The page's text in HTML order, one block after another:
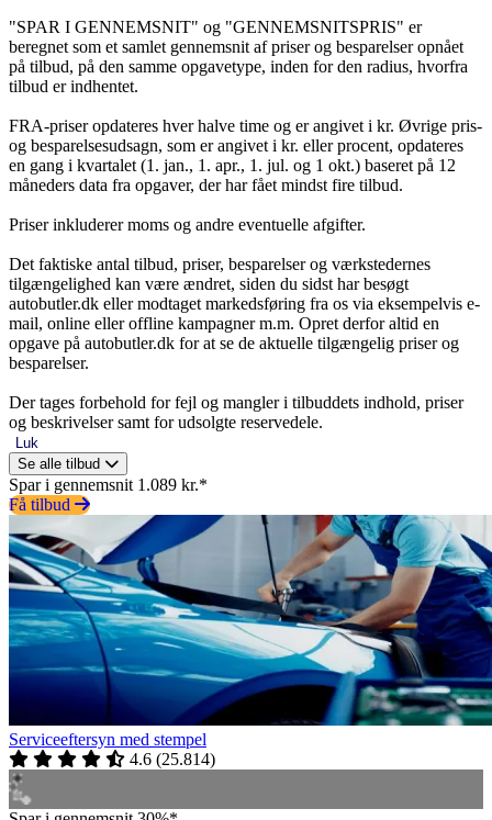
"SPAR I GENNEMSNIT" og "GENNEMSNITSPRIS" er
beregnet som et samlet gennemsnit af priser og besparelser opnået
på tilbud, på den samme opgavetype, inden for den radius, hvorfra
tilbud er indhentet.
FRA-priser opdateres hver halve time og er angivet i kr. Øvrige pris-
og besparelsesudsagn, som er angivet i kr. eller procent, opdateres
en gang i kvartalet (1. jan., 1. apr., 1. jul. og 1 okt.) baseret på 12
måneders data fra opgaver, der har fået mindst fire tilbud.
Priser inkluderer moms og andre eventuelle afgifter.
Det faktiske antal tilbud, priser, besparelser og værkstedernes
tilgængelighed kan være ændret, siden du sidst har besøgt
autobutler.dk eller modtaget markedsføring fra os via eksempelvis e-
mail, online eller offline kampagner m.m. Opret derfor altid en
opgave på autobutler.dk for at se de aktuelle tilgængelig priser og
besparelser.
Der tages forbehold for fejl og mangler i tilbuddets indhold, priser
og beskrivelser samt for udsolgte reservedele.
Luk
Se alle tilbud
Spar i gennemsnit 1.089 kr.*
Få tilbud
Serviceeftersyn med stempel
4.6 (25.814)